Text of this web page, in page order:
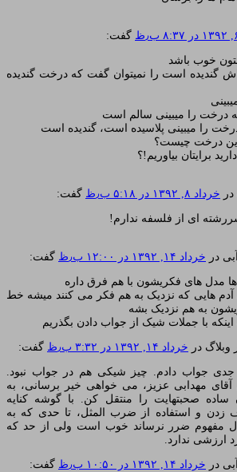
گفت:
خوب باشد
گندیده است را نمیتوان گفت که درخت گندیده
تنه درخت را میبینی سالم است
درخت را میبینی پلاسیده است، گندیده است
درخت چیست؟
برایتان بیاوریم!؟
در خرداد ۸, ۱۳۹۲ در ۵:۱۸ ب٫ظ گفت:
ای از فلسفه ندارم!
در خرداد ۱۴, ۱۳۹۲ در ۱۲:۰۰ ب٫ظ گفت:
ها مدل های فکریشون با هم فرق داره
آدم هایی که نزدیک به هم فکر می کنند میشه خط
به هم نزدیک بشه
اینکه با جملات شیک از جواب دادن بگذریم
وبلاگ در خرداد ۱۴, ۱۳۹۲ در ۳:۳۲ ب٫ظ گفت:
جواب دادم. چیز شیکی هم در جواب نبود.
آقای مهدابی عزیز، می خواهی خیر برسانی، به
ساده صحبتهایت را منتقل کن. با گوشه کنایه
زدن و استفاده از ضرب المثل، تا حدی که به
مفهوم ضرر نرساند خوب است ولی از حد که
ارزشی ندارد.
در خرداد ۱۴, ۱۳۹۲ در ۱۰:۵۰ ب٫ظ گفت: